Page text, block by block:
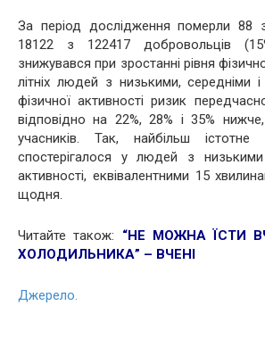
За період дослідження померли 88
18122 з 122417 добровольців
знижувався при зростанні рівня
літніх людей з низькими, середніми
фізичної активності ризик
відповідно на 22%, 28% і 35%
учасників. Так, найбільш істотне
спостерігалося у людей з низькими
активності, еквівалентними 15
щодня.
Читайте також:
“НЕ МОЖНА ЇСТИ
ХОЛОДИЛЬНИКА” – ВЧЕНІ
Джерело.